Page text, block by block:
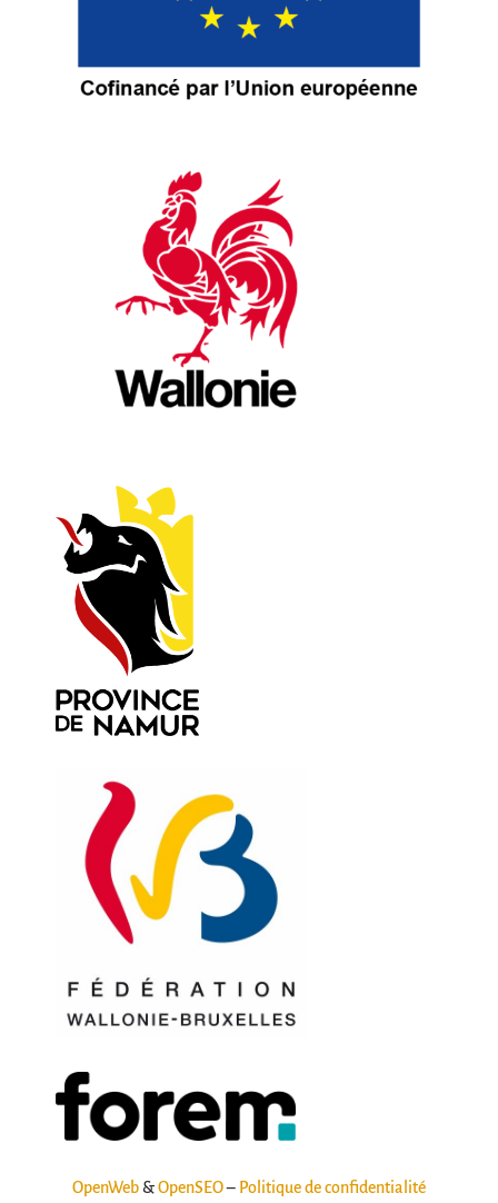
OpenWeb&OpenSEO– Politique de confidentialité